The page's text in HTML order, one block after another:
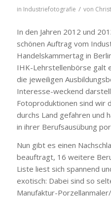
in Industriefotografie / von
In den Jahren 2012 und
schönen Auftrag vom
Handelskammertag in
IHK-Lehrstellenbörse galt
die jeweiligen
Interesse-weckend
Fotoproduktionen sind wir
durchs Land gefahren und
in ihrer Berufsausübung
Nun gibt es einen
beauftragt, 16 weitere
Liste liest sich spannend
exotisch: Dabei sind so
Manufaktur-